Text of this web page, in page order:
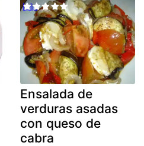
Ensalada de
verduras asadas
con queso de
cabra